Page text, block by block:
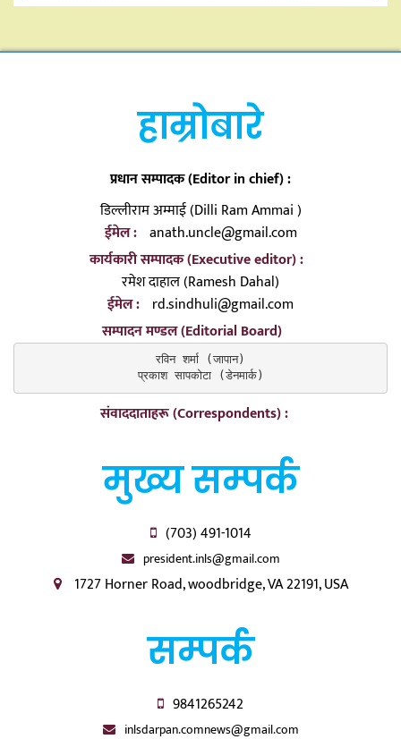
हाम्रोबारे
प्रधान सम्पादक (Editor in chief) :
डिल्लीराम अम्माई (Dilli Ram Ammai )
ईमेल : anath.uncle@gmail.com
कार्यकारी सम्पादक (Executive editor) :
रमेश दाहाल (Ramesh Dahal)
ईमेल : rd.sindhuli@gmail.com
सम्पादन मण्डल (Editorial Board)
रविन शर्मा (जापान)
प्रकाश सापकोटा (डेनमार्क)
संवाददाताहरू (Correspondents) :
मुख्य सम्पर्क
(703) 491-1014
president.inls@gmail.com
1727 Horner Road, woodbridge, VA 22191, USA
सम्पर्क
9841265242
inlsdarpan.comnews@gmail.com